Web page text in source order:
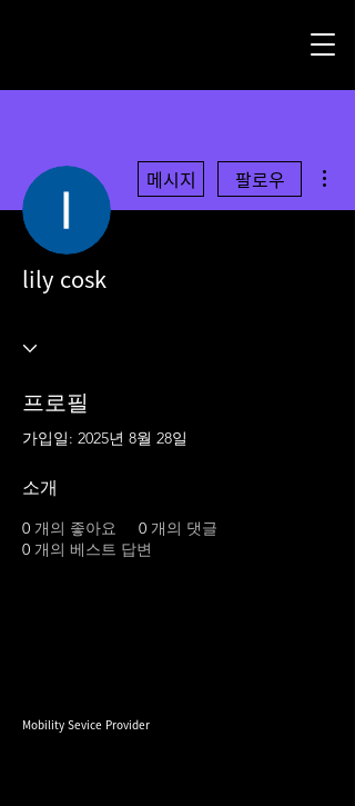
메시지 팔로우
lily cosk
프로필
가입일: 2025년 8월 28일
소개
0 개의 좋아요 0 개의 댓글
0 개의 베스트 답변
Mobility Sevice Provider